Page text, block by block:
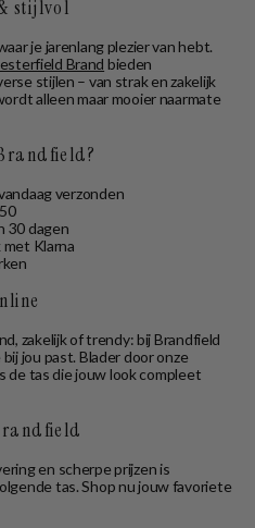
stijlvol
je jarenlang plezier van hebt.
Brand bieden
stijlen – van strak en zakelijk
alleen maar mooier naarmate
verzonden
30 dagen
Klarna
zakelijk of trendy: bij Brandfield
jou past. Blader door onze
de tas die jouw look compleet
en scherpe prijzen is
tas. Shop nu jouw favoriete